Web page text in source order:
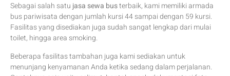
Sebagai salah satujasa sewa busterbaik, kami memiliki armada
bus pariwisata dengan jumlah kursi 44 sampai dengan 59 kursi.
Fasilitas yang disediakan juga sudah sangat lengkap dari mulai
toilet, hingga area smoking.
Beberapa fasilitas tambahan juga kami sediakan untuk
menunjang kenyamanan Anda ketika sedang dalam perjalanan.